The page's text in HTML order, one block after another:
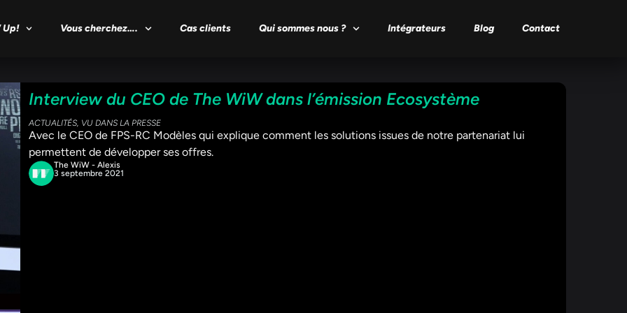
Up! Vous cherchez…. Cas clients Qui sommes nous ? Intégrateurs Blog Contact
Interview du CEO de The WiW dans l’émission Ecosystème
ACTUALITÉS, VU DANS LA PRESSE
Avec le CEO de FPS-RC Modèles qui explique comment les solutions issues de notre partenariat lui
permettent de développer ses offres.
The WiW - Alexis
3 septembre 2021